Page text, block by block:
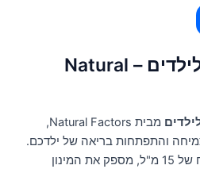
טיפות ויטמין D3 לילדים – Natural
מבית Natural Factors,
והתפתחות בריאה של ילדכם.
מוצר זה, המגיע בבקבוקון נוח של 15 מ"ל, מספק את המינון